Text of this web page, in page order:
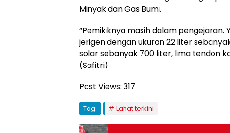
Minyak dan Gas Bumi.
“Pemikiknya masih dalam pengejaran.
jerigen dengan ukuran 22 liter
solar sebanyak 700 liter, lima tendon
(Safitri)
Post Views: 317
Tag: Lahat terkini